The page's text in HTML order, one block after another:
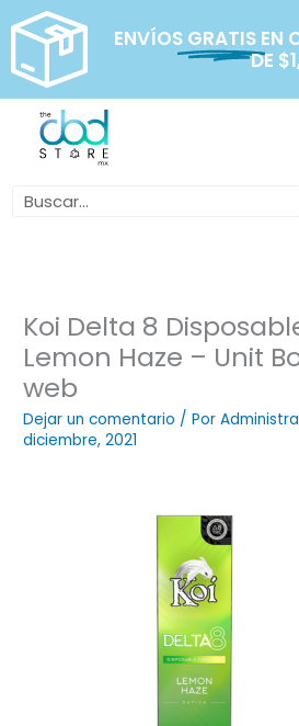
contenido
ENVÍOS GRATIS EN
DE
Koi Delta 8
Lemon Haze – Unit
web
Dejar un comentario / Por
diciembre, 2021